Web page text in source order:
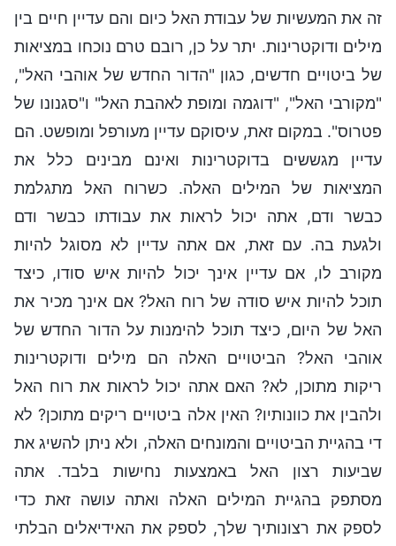
זה את המעשיות של עבודת האל כיום והם עדיין חיים בין
מילים ודוקטרינות. יתר על כן, רובם טרם נוכחו במציאות
של ביטויים חדשים, כגון "הדור החדש של אוהבי האל",
"מקורבי האל", "דוגמה ומופת לאהבת האל" ו"סגנונו של
פטרוס". במקום זאת, עיסוקם עדיין מעורפל ומופשט. הם
עדיין מגששים בדוקטרינות ואינם מבינים כלל את
המציאות של המילים האלה. כשרוח האל מתגלמת
כבשר ודם, אתה יכול לראות את עבודתו כבשר ודם
ולגעת בה. עם זאת, אם אתה עדיין לא מסוגל להיות
מקורב לו, אם עדיין אינך יכול להיות איש סודו, כיצד
תוכל להיות איש סודה של רוח האל? אם אינך מכיר את
האל של היום, כיצד תוכל להימנות על הדור החדש של
אוהבי האל? הביטויים האלה הם מילים ודוקטרינות
ריקות מתוכן, לא? האם אתה יכול לראות את רוח האל
ולהבין את כוונותיו? האין אלה ביטויים ריקים מתוכן? לא
די בהגיית הביטויים והמונחים האלה, ולא ניתן להשיג את
שביעות רצון האל באמצעות נחישות בלבד. אתה
מסתפק בהגיית המילים האלה ואתה עושה זאת כדי
לספק את רצונותיך שלך, לספק את האידיאלים הבלתי